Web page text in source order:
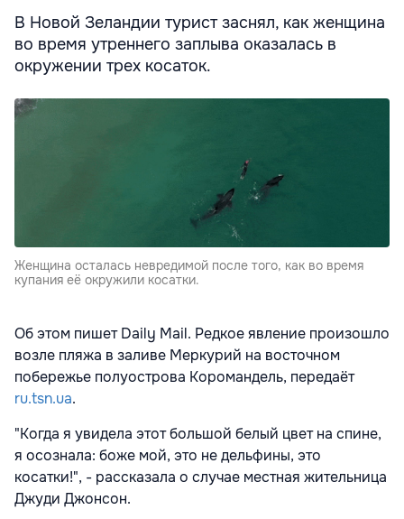
В Новой Зеландии турист заснял, как женщина
во время утреннего заплыва оказалась в
окружении трех косаток.
Женщина осталась невредимой после того, как во время
купания её окружили косатки.
Об этом пишет Daily Mail. Редкое явление произошло
возле пляжа в заливе Меркурий на восточном
побережье полуострова Коромандель, передаёт
ru.tsn.ua.
"Когда я увидела этот большой белый цвет на спине,
я осознала: боже мой, это не дельфины, это
косатки!", - рассказала о случае местная жительница
Джуди Джонсон.